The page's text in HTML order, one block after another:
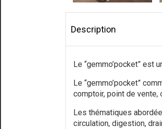
Description
Le “gemmo’pocket”
Le “gemmo’pocket”
comptoir, point de vente,
Les thématiques
circulation, digestion,